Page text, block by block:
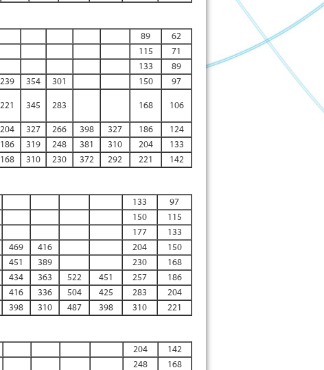
89
62
115
71
133
89
239 354 301 150 97
221 345 283 168 106
204 327 266 398 327 186
124
186 319 248 381 310 204
133
168 310 230 372 292 221 142
133
97
150
115
177
133
469 416 204
150
451 389 230
168
434 363 522 451 257
186
416 336 504 425 283
204
398 310 487 398 310 221
204
142
248
168